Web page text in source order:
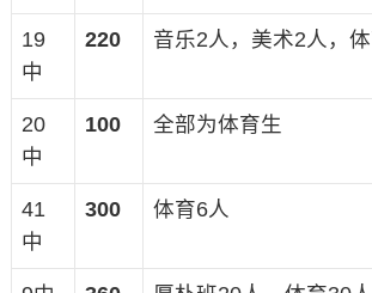
19
中
220 音乐2人，美术2人，
20
中
100 全部为体育生
41
中
300 体育6人